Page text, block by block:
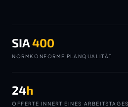
SIA400
NORMKONFORME PLANQUALITÄT
24h
OFFERTE INNERT EINES ARBEITSTAGES